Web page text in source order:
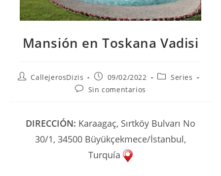
Mansión en Toskana Vadisi
AutorCallejerosDizis
Publicación
la
09/02/2022
Categoría
Series
Comentarios
Sin comentarios
DIRECCIÓN: Karaagaç, Sırtköy Bulvarı No
30/1, 34500 Büyükçekmece/İstanbul,
Turquía